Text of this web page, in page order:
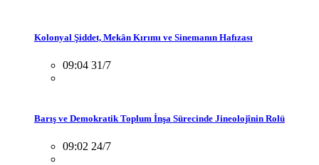
Kolonyal Şiddet, Mekân Kırımı ve Sinemanın Hafızası
09:04 31/7
Barış ve Demokratik Toplum İnşa Sürecinde Jineolojînin Rolü
09:02 24/7